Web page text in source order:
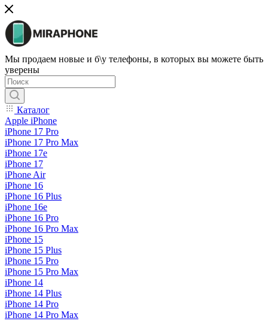
Мы продаем новые и б\у телефоны, в которых вы можете быть
уверены
Каталог
Apple iPhone
iPhone 17 Pro
iPhone 17 Pro Max
iPhone 17e
iPhone 17
iPhone Air
iPhone 16
iPhone 16 Plus
iPhone 16e
iPhone 16 Pro
iPhone 16 Pro Max
iPhone 15
iPhone 15 Plus
iPhone 15 Pro
iPhone 15 Pro Max
iPhone 14
iPhone 14 Plus
iPhone 14 Pro
iPhone 14 Pro Max